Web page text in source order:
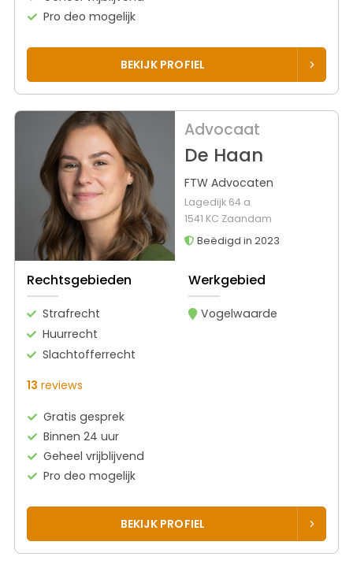
Pro deo mogelijk
BEKIJK PROFIEL
Advocaat
De Haan
FTW Advocaten
Lagedijk 64 a
1541 KC Zaandam
Beëdigd in 2023
Rechtsgebieden
Strafrecht
Huurrecht
Slachtofferrecht
Werkgebied
Vogelwaarde
13 reviews
Gratis gesprek
Binnen 24 uur
Geheel vrijblijvend
Pro deo mogelijk
BEKIJK PROFIEL